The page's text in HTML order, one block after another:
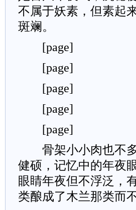
不属于妖素，但素起
斑斓。
[page]
[page]
[page]
[page]
[page]
骨架小小肉也不多
健硕，记忆中的年夜
眼睛年夜但不浮泛，
类酿成了木兰那类而